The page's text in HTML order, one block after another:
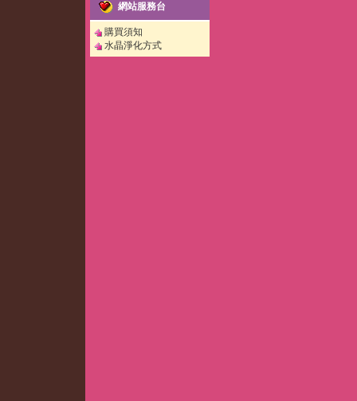
網站服務台
購買須知
水晶淨化方式